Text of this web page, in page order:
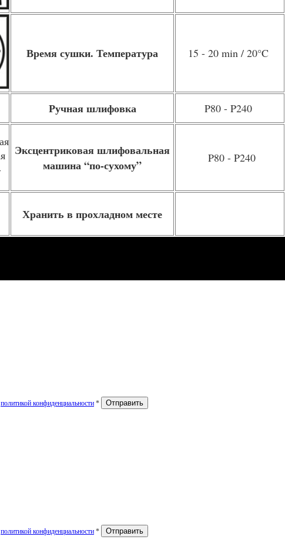
Время сушки. Температура 15 - 20 min / 20°C
Ручная шлифовка P80 - P240
Эксцентриковая шлифовальная
машина “по-сухому”
P80 - P240
Хранить в прохладном месте
политикой конфиденциальности *
политикой конфиденциальности *